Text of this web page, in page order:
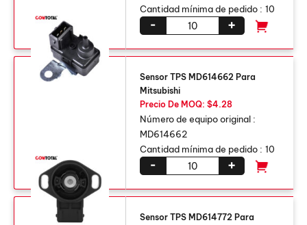
Cantidad mínima de pedido : 10
+
-
Sensor TPS MD614662 Para
Mitsubishi
Precio De MOQ: $4.28
Número de equipo original :
MD614662
Cantidad mínima de pedido : 10
+
-
Sensor TPS MD614772 Para